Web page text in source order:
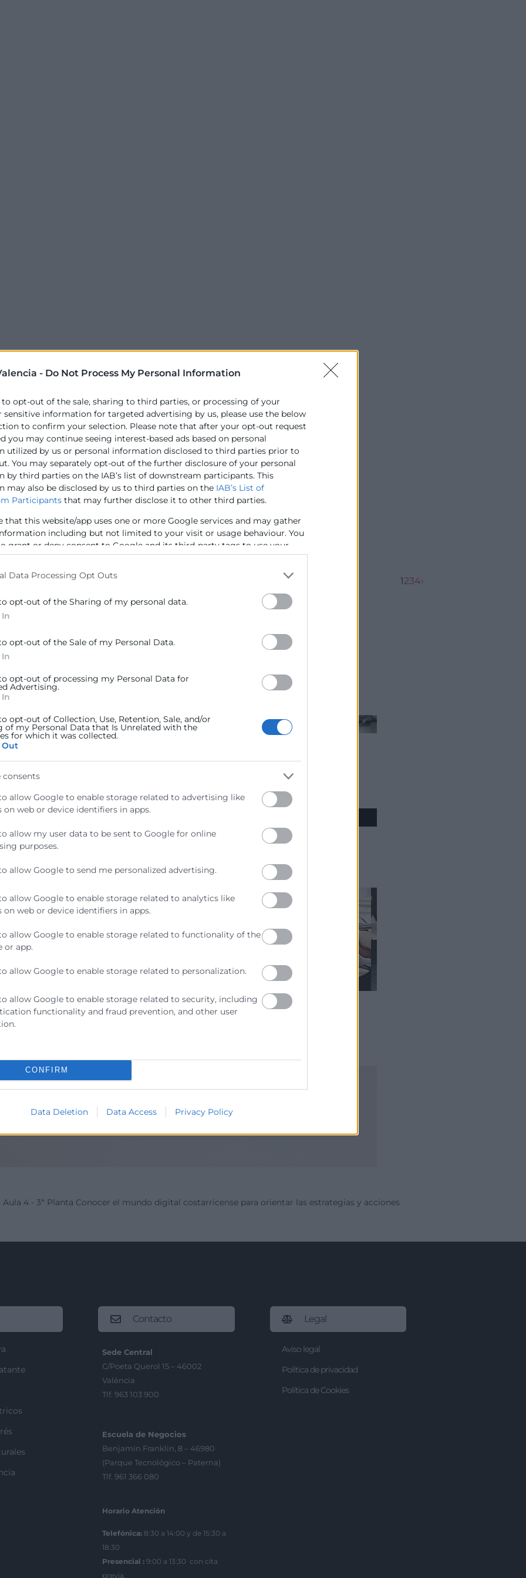
- Do Not Process My Personal Information
to opt-out of the sale, sharing to third parties, or processing of your
sensitive information for targeted advertising by us, please use the below
to confirm your selection. Please note that after your opt-out request
you may continue seeing interest-based ads based on personal
utilized by us or personal information disclosed to third parties prior to
You may separately opt-out of the further disclosure of your personal
by third parties on the IAB’s list of downstream participants. This
may also be disclosed by us to third parties on the IAB’s List of
Participants that may further disclose it to other third parties.
that this website/app uses one or more Google services and may gather
including but not limited to your visit or usage behaviour. You
grant or deny consent to Google and its third-party tags to use your
specified purposes in below Google consent section.
Data Processing Opt Outs
opt-out of the Sharing of my personal data.
opt-out of the Sale of my Personal Data.
opt-out of processing my Personal Data for
Advertising.
opt-out of Collection, Use, Retention, Sale, and/or
of my Personal Data that Is Unrelated with the
for which it was collected.
consents
allow Google to enable storage related to advertising like
on web or device identifiers in apps.
allow my user data to be sent to Google for online
purposes.
allow Google to send me personalized advertising.
allow Google to enable storage related to analytics like
on web or device identifiers in apps.
allow Google to enable storage related to functionality of the
or app.
allow Google to enable storage related to personalization.
allow Google to enable storage related to security, including
functionality and fraud prevention, and other user
CONFIRM
Data Deletion Data Access Privacy Policy
emprendedores los pasos a seguir para poner en marcha su emp...
emprendedores los pasos a seguir para poner en marcha su emp...
conoce lo que viene
en formato online, aborda cómo la sostenibilidad ha pasado de ser u...
4 - 3ª Planta Conocer el mundo digital costarricense para orientar las estrategias y acciones
1234›
Contacto
Sede Central
C/Poeta Querol 15 – 46002
València
Tlf. 963 103 900
Escuela de Negocios
Benjamín Franklin, 8 – 46980
(Parque Tecnológico – Paterna)
Tlf. 961 366 080
Horario Atención
Telefónica: 8:30 a 14:00 y de 15:30 a
18:30
Presencial : 9:00 a 13:30 con cita
previa.
Legal
Aviso legal
Política de privacidad
Política de Cookies